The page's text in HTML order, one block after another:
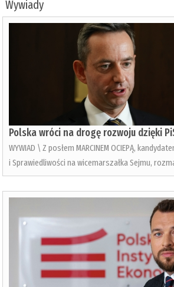
Wywiady
Polska wróci na drogę rozwoju dzięki
WYWIAD \ Z posłem MARCINEM OCIEPĄ,
i Sprawiedliwości na wicemarszałka Sejmu,